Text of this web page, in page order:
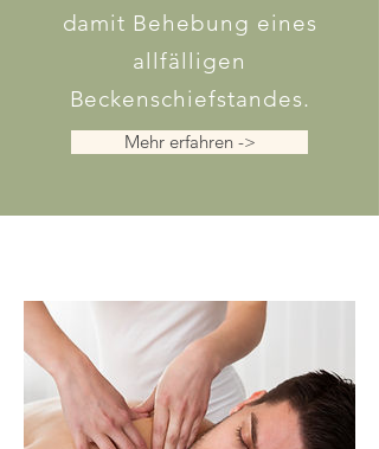
damit Behebung eines
allfälligen
Beckenschiefstandes.
Mehr erfahren ->